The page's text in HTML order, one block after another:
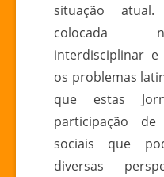
situação
colocada
interdisciplinar
os problemas
que estas
participação
sociais que
diversas